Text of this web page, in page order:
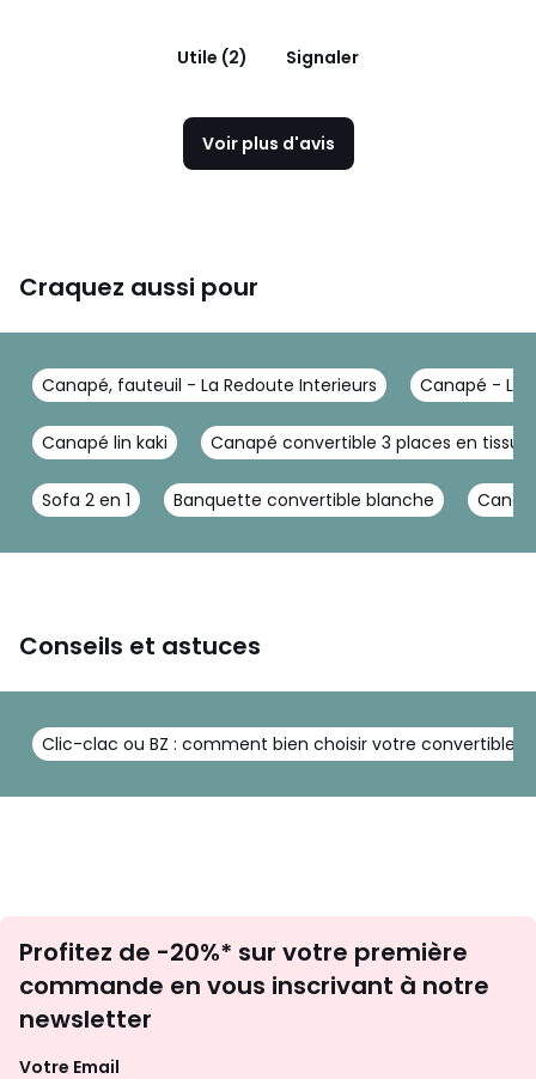
Utile (2) Signaler
Voir plus d'avis
Craquez aussi pour
Canapé, fauteuil - La Redoute Interieurs Canapé - La
Canapé lin kaki Canapé convertible 3 places en tissu
Sofa 2 en 1 Banquette convertible blanche
Conseils et astuces
Clic-clac ou BZ : comment bien choisir votre convertible ?
newsletter
Profitez de -20%* sur votre première
commande en vous inscrivant à notre
newsletter
Votre Email